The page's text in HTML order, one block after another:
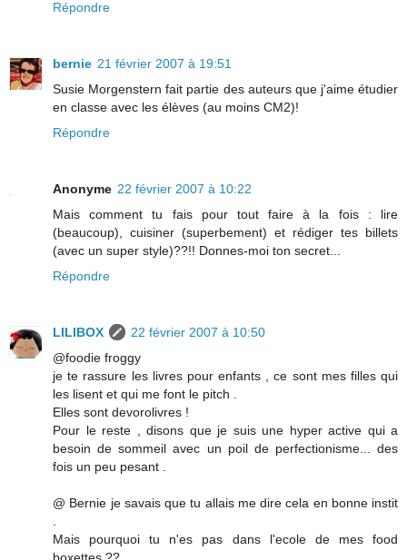
Répondre
bernie 21 février 2007 à 19:51
Susie Morgenstern fait partie des auteurs que j'aime étudier
en classe avec les élèves (au moins CM2)!
Répondre
Anonyme 22 février 2007 à 10:22
Mais comment tu fais pour tout faire à la fois : lire
(beaucoup), cuisiner (superbement) et rédiger tes billets
(avec un super style)??!! Donnes-moi ton secret...
Répondre
LILIBOX
22 février 2007 à 10:50
@foodie froggy
je te rassure les livres pour enfants , ce sont mes filles qui
les lisent et qui me font le pitch .
Elles sont devorolivres !
Pour le reste , disons que je suis une hyper active qui a
besoin de sommeil avec un poil de perfectionisme... des
fois un peu pesant .
@ Bernie je savais que tu allais me dire cela en bonne instit
Mais pourquoi tu n'es pas dans l'ecole de mes food
boxettes ??